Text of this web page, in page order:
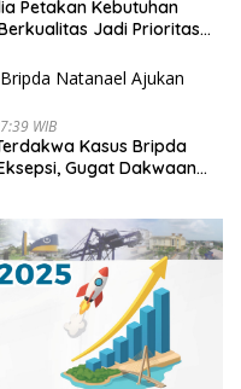
Petakan Kebutuhan
Jadi Prioritas
WIB
Kasus Bripda
Gugat Dakwaan